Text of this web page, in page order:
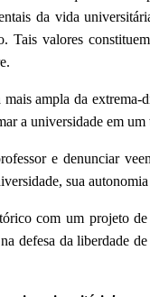
da vida
Tais valores
ampla da
a universidade em um
e denunciar
sua
com um projeto
defesa da liberdade